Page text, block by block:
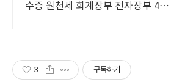
수증 원천세 회계장부 전자장부 4대
3 구독하기